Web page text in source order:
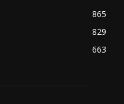
865
829
663